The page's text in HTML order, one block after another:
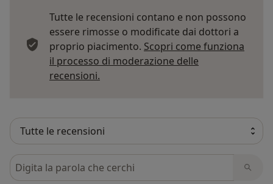
Tutte le recensioni contano e non possono
essere rimosse o modificate dai dottori a
proprio piacimento. Scopri come funziona
il processo di moderazione delle
recensioni.
Cerca nelle recensioni